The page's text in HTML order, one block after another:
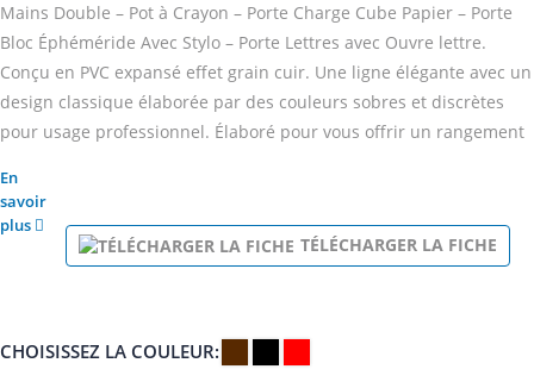
Mains Double – Pot à Crayon – Porte Charge Cube Papier – Porte
Bloc Éphéméride Avec Stylo – Porte Lettres avec Ouvre lettre.
Conçu en PVC expansé effet grain cuir. Une ligne élégante avec un
design classique élaborée par des couleurs sobres et discrètes
pour usage professionnel. Élaboré pour vous offrir un rangement
TÉLÉCHARGER LA FICHE
En
savoir
plus
CHOISISSEZ LA COULEUR